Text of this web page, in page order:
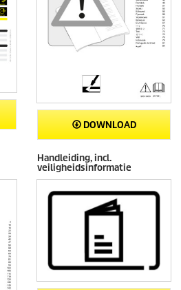
DOWNLOAD
Handleiding, incl.
veiligheidsinformatie